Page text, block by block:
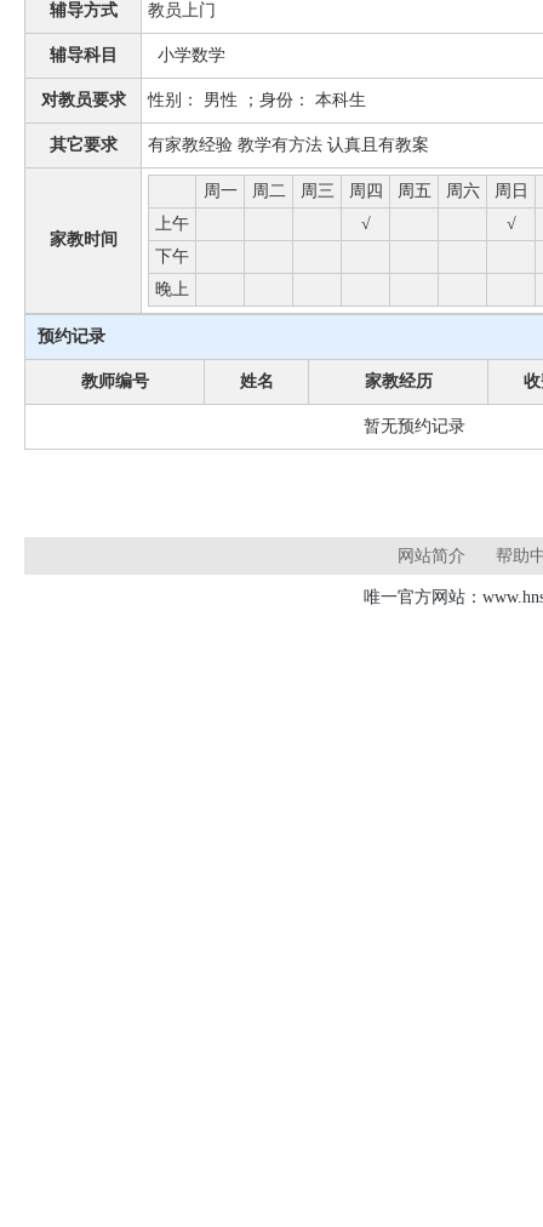
辅导方式 教员上门
辅导科目 小学数学
对教员要求 性别： 男性 ；身份： 本科生
其它要求 有家教经验 教学有方法 认真且有教案
家教时间
周一 周二 周三 周四 周五 周六 周日
上午
√ √
下午
晚上
预约记录
教师编号 姓名 家教经历
暂无预约记录
网站简介 帮助
唯一官方网站：